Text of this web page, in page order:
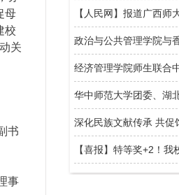
母
校
关
书
事